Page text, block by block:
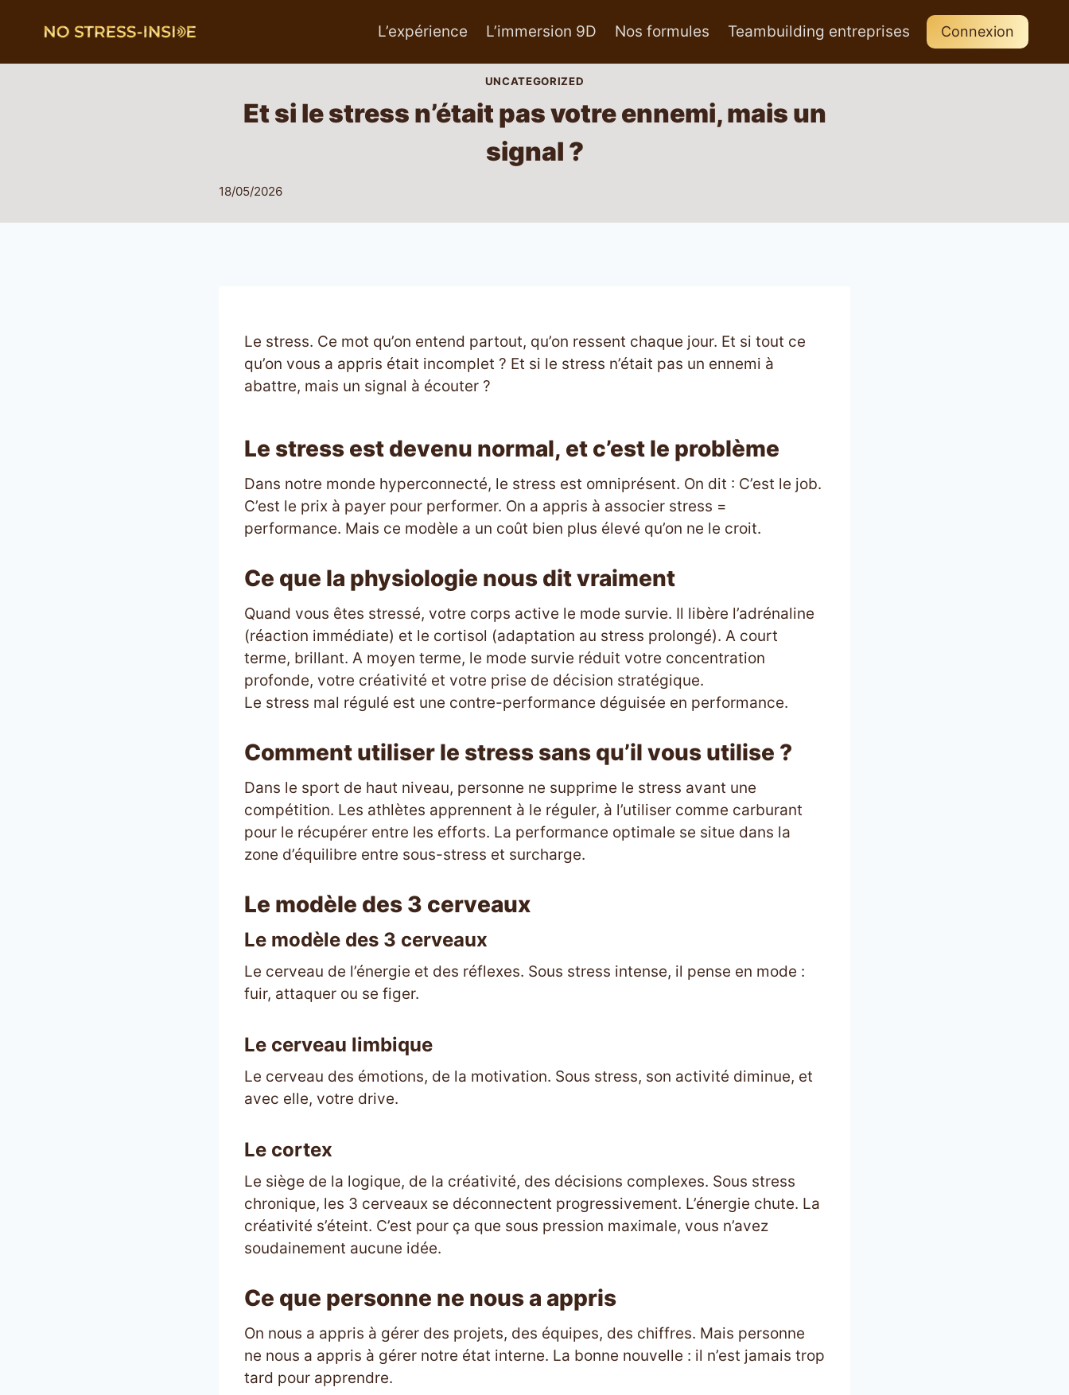
L’expérience L’immersion 9D Nos formules Teambuilding entreprises Connexion
UNCATEGORIZED
Et si le stress n’était pas votre ennemi, mais un
signal ?
18/05/2026
Le stress. Ce mot qu’on entend partout, qu’on ressent chaque jour. Et si tout ce
qu’on vous a appris était incomplet ? Et si le stress n’était pas un ennemi à
abattre, mais un signal à écouter ?
Le stress est devenu normal, et c’est le problème
Dans notre monde hyperconnecté, le stress est omniprésent. On dit : C’est le job.
C’est le prix à payer pour performer. On a appris à associer stress =
performance. Mais ce modèle a un coût bien plus élevé qu’on ne le croit.
Ce que la physiologie nous dit vraiment
Quand vous êtes stressé, votre corps active le mode survie. Il libère l’adrénaline
(réaction immédiate) et le cortisol (adaptation au stress prolongé). A court
terme, brillant. A moyen terme, le mode survie réduit votre concentration
profonde, votre créativité et votre prise de décision stratégique.
Le stress mal régulé est une contre-performance déguisée en performance.
Comment utiliser le stress sans qu’il vous utilise ?
Dans le sport de haut niveau, personne ne supprime le stress avant une
compétition. Les athlètes apprennent à le réguler, à l’utiliser comme carburant
pour le récupérer entre les efforts. La performance optimale se situe dans la
zone d’équilibre entre sous-stress et surcharge.
Le modèle des 3 cerveaux
Le modèle des 3 cerveaux
Le cerveau de l’énergie et des réflexes. Sous stress intense, il pense en mode :
fuir, attaquer ou se figer.
Le cerveau limbique
Le cerveau des émotions, de la motivation. Sous stress, son activité diminue, et
avec elle, votre drive.
Le cortex
Le siège de la logique, de la créativité, des décisions complexes. Sous stress
chronique, les 3 cerveaux se déconnectent progressivement. L’énergie chute. La
créativité s’éteint. C’est pour ça que sous pression maximale, vous n’avez
soudainement aucune idée.
Ce que personne ne nous a appris
On nous a appris à gérer des projets, des équipes, des chiffres. Mais personne
ne nous a appris à gérer notre état interne. La bonne nouvelle : il n’est jamais trop
tard pour apprendre.